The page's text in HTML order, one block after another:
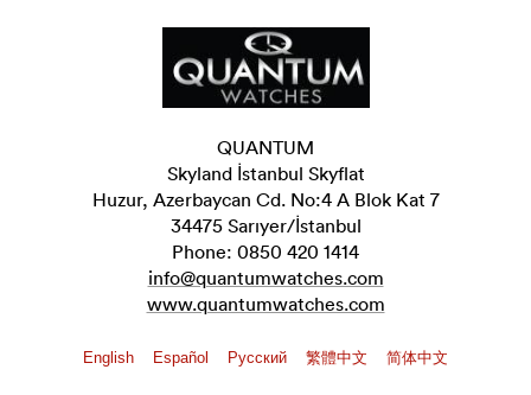
QUANTUM
Skyland İstanbul Skyflat
Huzur, Azerbaycan Cd. No:4 A Blok Kat 7
34475 Sarıyer/İstanbul
Phone: 0850 420 1414
info@quantumwatches.com
www.quantumwatches.com
English Español Pусский 繁體中文 简体中文